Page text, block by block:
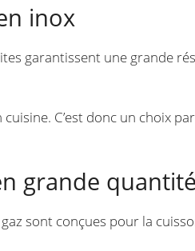
inox
garantissent une grande
C’est donc un choix
grande quantité
sont conçues pour la